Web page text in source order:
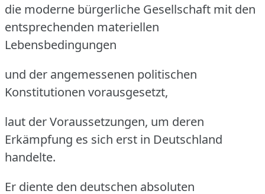
die moderne bürgerliche Gesellschaft mit den
entsprechenden materiellen
Lebensbedingungen
und der angemessenen politischen
Konstitutionen vorausgesetzt,
laut der Voraussetzungen, um deren
Erkämpfung es sich erst in Deutschland
handelte.
Er diente den deutschen absoluten